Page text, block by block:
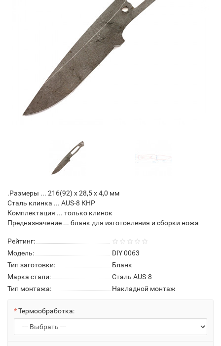
.Размеры ... 216(92) х 28,5 х 4,0 мм
Сталь клинка ... AUS-8 КНР
Комплектация ... только клинок
Предназначение ... бланк для изготовления и сборки ножа
Рейтинг:
Модель:
DIY 0063
Тип заготовки:
Бланк
Марка стали:
Сталь AUS-8
Тип монтажа:
Накладной монтаж
Термообработка: